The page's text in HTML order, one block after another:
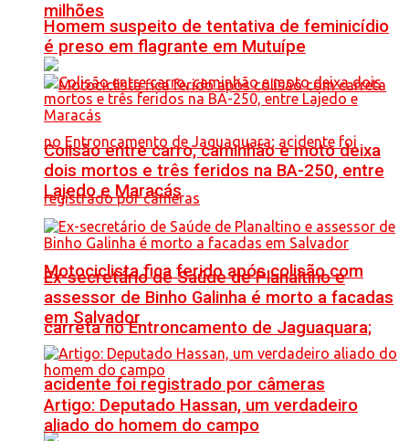
milhões
Motociclista fica ferido após colisão com
carreta no Entroncamento de Jaguaquara;
acidente foi registrado por câmeras
Homem suspeito de tentativa de feminicídio
é preso em flagrante em Mutuípe
Colisão entre carro, caminhão e moto deixa
dois mortos e três feridos na BA-250, entre
Lajedo e Maracás
Ex-secretário de Saúde de Planaltino e
assessor de Binho Galinha é morto a facadas
em Salvador
Artigo: Deputado Hassan, um verdadeiro
aliado do homem do campo